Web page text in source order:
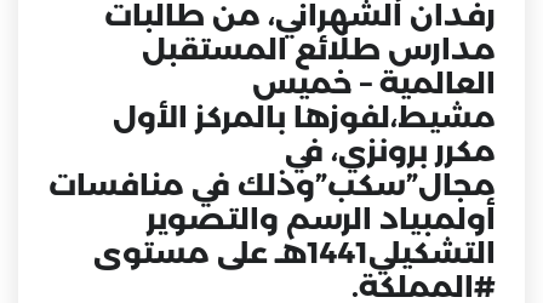
رفدان الشهراني، من طالبات
مدارس طلائع المستقبل
العالمية – خميس
مشيط،لفوزها بالمركز الأول
مكرر برونزي، في
مجال”سكب”وذلك في منافسات
أولمبياد الرسم والتصوير
التشكيلي1441هـ على مستوى
#المملكة.